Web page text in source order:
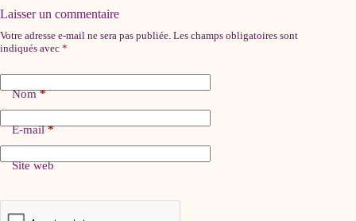
Laisser un commentaire
Votre adresse e-mail ne sera pas publiée. Les champs obligatoires sont
indiqués avec *
Nom*
E-mail*
Site web